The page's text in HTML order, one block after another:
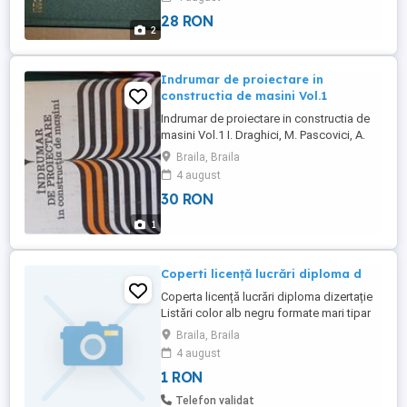
2 28 RON
1
Indrumar de proiectare in
constructia de masini Vol.1
Indrumar de proiectare in constructia de
masini Vol.1 I. Draghici, M. Pascovici, A.
Jula, etc. Editura Tehnica 1981 Exclusiv
Braila
Braila, Braila
4 august
30 RON
Coperti licență lucrări diploma d
Coperta licență lucrări diploma dizertație
Listări color alb negru formate mari tipar
digital ofset etc
Braila, Braila
4 august
1 RON
Telefon validat